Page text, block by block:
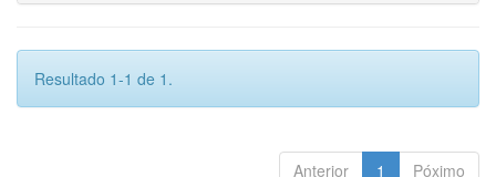
Resultado 1-1 de 1.
Anterior 1 Póximo